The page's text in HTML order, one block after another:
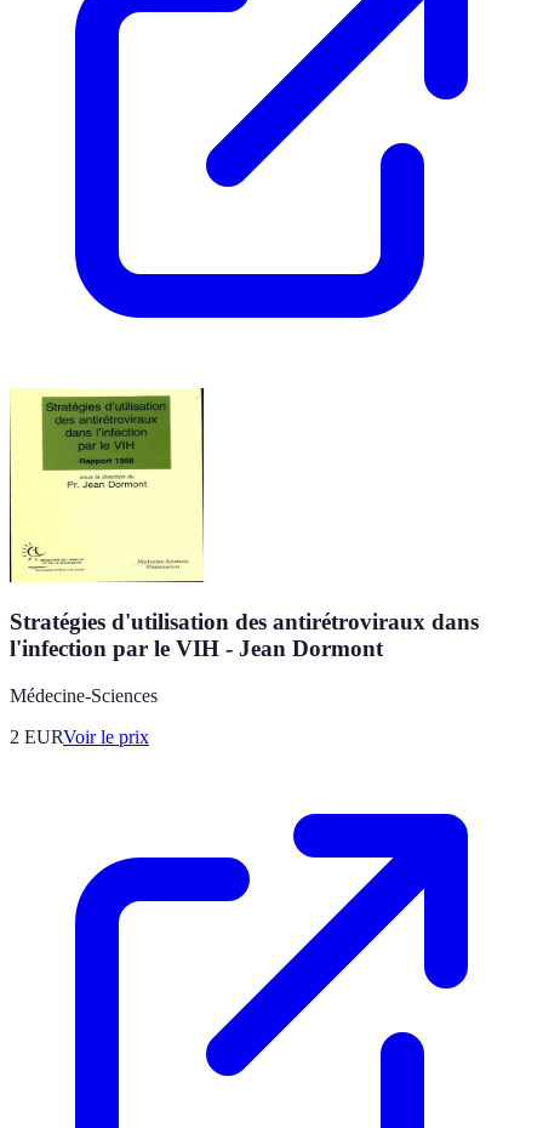
Stratégies d'utilisation des antirétroviraux dans
l'infection par le VIH - Jean Dormont
Médecine-Sciences
2 EURVoir le prix